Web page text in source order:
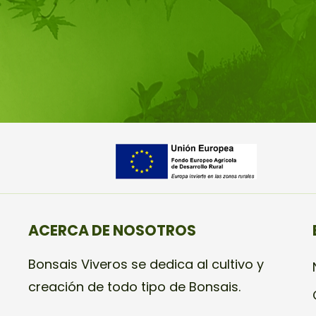
ACERCA DE NOSOTROS
Bonsais Viveros se dedica al cultivo y
creación de todo tipo de Bonsais.